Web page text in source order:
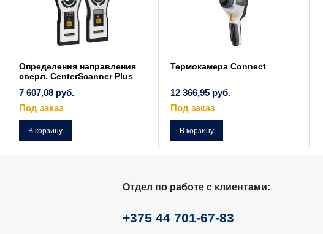
Определения направления
сверл. CenterScanner Plus
7 607,08 руб.
Под заказ
В корзину
Термокамера Connect
12 366,95 руб.
Под заказ
В корзину
Отдел по работе с клиентами:
+375 44 701-67-83